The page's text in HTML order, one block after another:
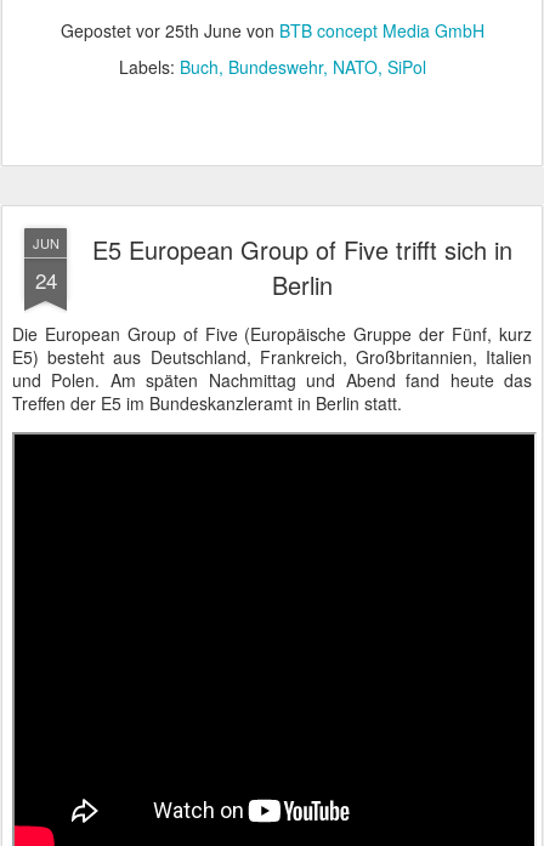
Gepostet vor 25th Junevon BTB concept Media GmbH
Labels: Buch Bundeswehr NATO SiPol
JUN
24
E5 European Group of Five trifft sich in
Berlin
Die European Group of Five (Europäische Gruppe der Fünf, kurz
E5) besteht aus Deutschland, Frankreich, Großbritannien, Italien
und Polen. Am späten Nachmittag und Abend fand heute das
Treffen der E5 im Bundeskanzleramt in Berlin statt.